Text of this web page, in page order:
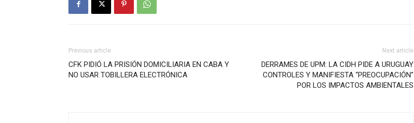
Previous article
CFK PIDIÓ LA PRISIÓN DOMICILIARIA EN CABA Y
NO USAR TOBILLERA ELECTRÓNICA
Next article
DERRAMES DE UPM: LA CIDH PIDE A URUGUAY
CONTROLES Y MANIFIESTA “PREOCUPACIÓN”
POR LOS IMPACTOS AMBIENTALES